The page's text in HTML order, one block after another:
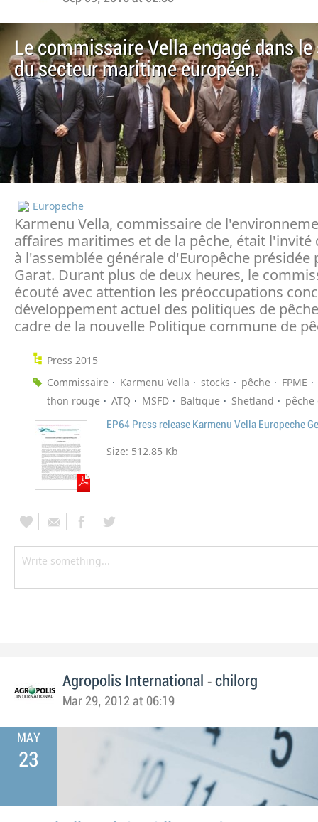
Le commissaire Vella engagé dans
du secteur maritime européen.
Europeche
Karmenu Vella, commissaire de
affaires maritimes et de la pêche, était l'invité
à l'assemblée générale d'Europêche présidée
Garat. Durant plus de deux heures, le
écouté avec attention les préoccupations
développement actuel des politiques de
cadre de la nouvelle Politique commune de
Press 2015
Commissaire
Karmenu Vella stocks pêche
FPME
thon rouge
ATQ MSFD Baltique Shetland pêche
EP64 Press release Karmenu Vella Europeche
Size: 512.85 Kb
Agropolis International - chilorg
Mar 29, 2012 at 06:19
MAY
23